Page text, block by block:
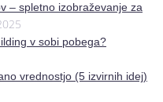
– spletno izobraževanje za
v sobi pobega?
vrednostjo (5 izvirnih idej)